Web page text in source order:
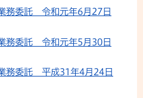
務委託 令和元年6月27日
務委託 令和元年5月30日
務委託 平成31年4月24日